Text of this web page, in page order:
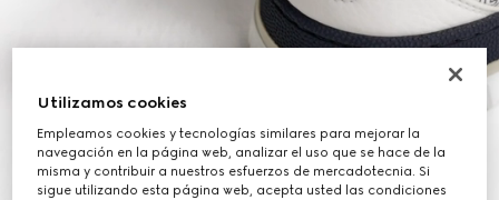
8
Utilizamos cookies
Empleamos cookies y tecnologías similares para mejorar la
navegación en la página web, analizar el uso que se hace de la
misma y contribuir a nuestros esfuerzos de mercadotecnia. Si
sigue utilizando esta página web, acepta usted las condiciones